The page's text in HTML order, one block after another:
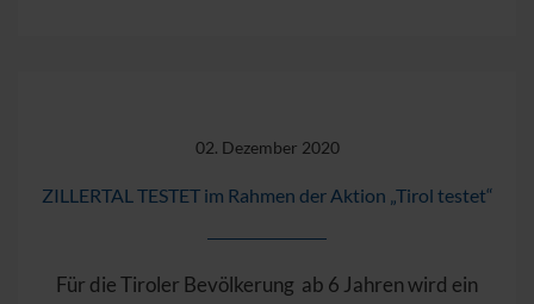
02. Dezember 2020
ZILLERTAL TESTET im Rahmen der Aktion „Tirol testet“
Für die Tiroler Bevölkerung ab 6 Jahren wird ein